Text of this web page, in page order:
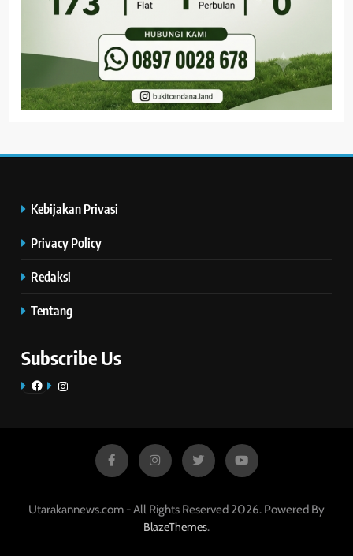
Kebijakan Privasi
Privacy Policy
Redaksi
Tentang
Subscribe Us
FacebookInstagram
Utarakannews.com - All Rights Reserved 2026. Powered By
BlazeThemes.